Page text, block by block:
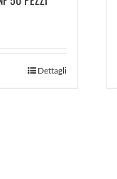
Dettagli